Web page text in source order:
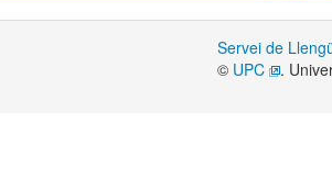
Servei de
© UPC .